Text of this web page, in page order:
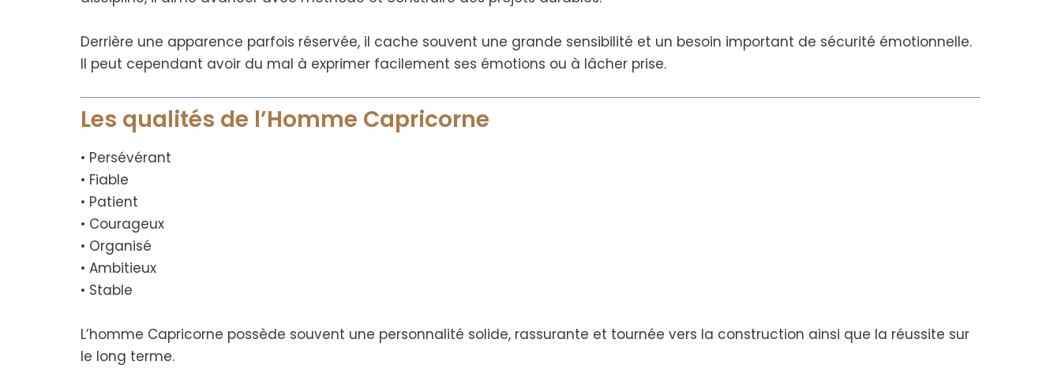
Derrière une apparence parfois réservée, il cache souvent une grande sensibilité et un besoin important de sécurité émotionnelle.
Il peut cependant avoir du mal à exprimer facilement ses émotions ou à lâcher prise.
Les qualités de l’Homme Capricorne
• Persévérant
• Fiable
• Patient
• Courageux
• Organisé
• Ambitieux
• Stable
L’homme Capricorne possède souvent une personnalité solide, rassurante et tournée vers la construction ainsi que la réussite sur
le long terme.